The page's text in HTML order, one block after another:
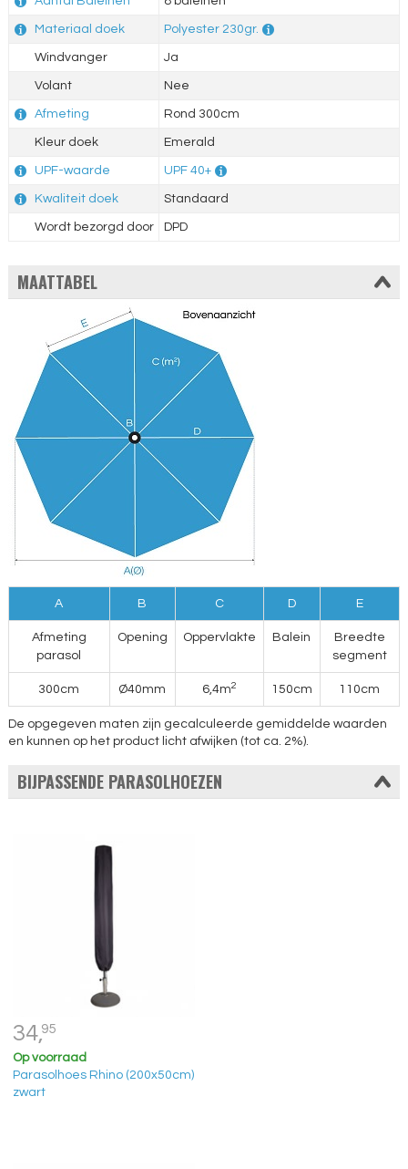
Materiaal doek Polyester 230gr.
Windvanger Ja
Volant Nee
Afmeting Rond 300cm
Kleur doek Emerald
UPF-waarde UPF 40+
Kwaliteit doek Standaard
Wordt bezorgd door DPD
MAATTABEL
A B C D E
Afmeting
parasol
Opening Oppervlakte Balein
Breedte
segment
300cm Ø40mm 6,4m2 150cm 110cm
De opgegeven maten zijn gecalculeerde gemiddelde waarden
en kunnen op het product licht afwijken (tot ca. 2%).
BIJPASSENDE PARASOLHOEZEN
34,95
Op voorraad
Parasolhoes Rhino (200x50cm)
zwart